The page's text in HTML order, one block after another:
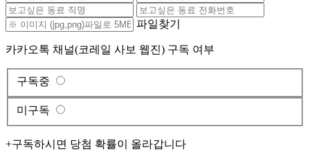
파일찾기
카카오톡 채널(코레일 사보 웹진) 구독 여부
구독중
미구독
+구독하시면 당첨 확률이 올라갑니다